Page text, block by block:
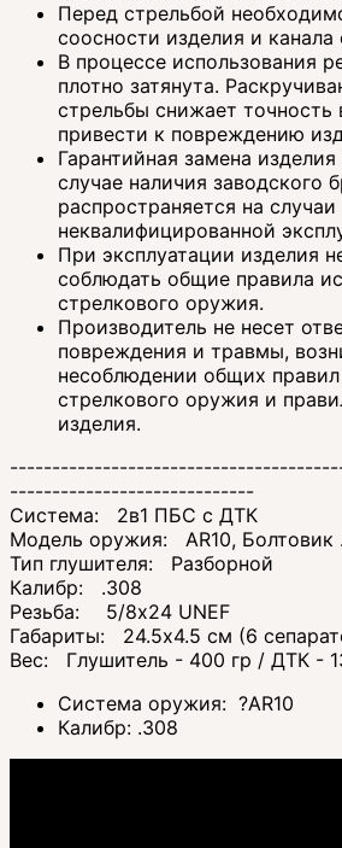
Перед стрельбой
соосности изделия и канала
В процессе использования
плотно затянута.
стрельбы снижает
привести к повреждению
Гарантийная замена
случае наличия заводского
распространяется на случаи
неквалифицированной
При эксплуатации изделия
соблюдать общие правила
стрелкового оружия.
Производитель не несет
повреждения и травмы,
несоблюдении общих правил
стрелкового оружия и
изделия.
-----------------------------
Система: 2в1 ПБС с ДТК
Модель оружия: AR10, Болтовик
Тип глушителя: Разборной
Калибр: .308
Резьба:
5/8x24 UNEF
Габариты: 24.5х4.5 см (6
Вес: Глушитель - 400 гр / ДТК -
Система оружия: ?AR10
Калибр: .308